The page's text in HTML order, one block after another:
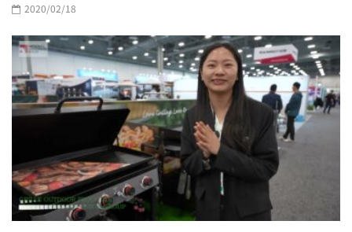
2020/02/18